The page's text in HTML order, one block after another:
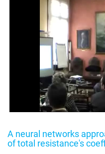
A neural networks
of total resistance's